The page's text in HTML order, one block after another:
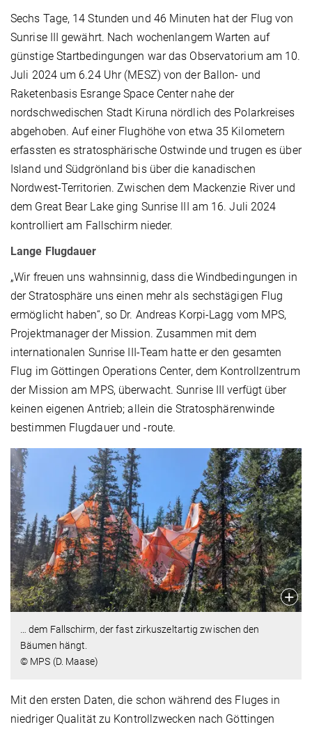
Sechs Tage, 14 Stunden und 46 Minuten hat der Flug von
Sunrise III gewährt. Nach wochenlangem Warten auf
günstige Startbedingungen war das Observatorium am 10.
Juli 2024 um 6.24 Uhr (MESZ) von der Ballon- und
Raketenbasis Esrange Space Center nahe der
nordschwedischen Stadt Kiruna nördlich des Polarkreises
abgehoben. Auf einer Flughöhe von etwa 35 Kilometern
erfassten es stratosphärische Ostwinde und trugen es über
Island und Südgrönland bis über die kanadischen
Nordwest-Territorien. Zwischen dem Mackenzie River und
dem Great Bear Lake ging Sunrise III am 16. Juli 2024
kontrolliert am Fallschirm nieder.
Lange Flugdauer
„Wir freuen uns wahnsinnig, dass die Windbedingungen in
der Stratosphäre uns einen mehr als sechstägigen Flug
ermöglicht haben“, so Dr. Andreas Korpi-Lagg vom MPS,
Projektmanager der Mission. Zusammen mit dem
internationalen Sunrise III-Team hatte er den gesamten
Flug im Göttingen Operations Center, dem Kontrollzentrum
der Mission am MPS, überwacht. Sunrise III verfügt über
keinen eigenen Antrieb; allein die Stratosphärenwinde
bestimmen Flugdauer und -route.
… dem Fallschirm, der fast zirkuszeltartig zwischen den
Bäumen hängt.
© MPS (D. Maase)
Mit den ersten Daten, die schon während des Fluges in
niedriger Qualität zu Kontrollzwecken nach Göttingen